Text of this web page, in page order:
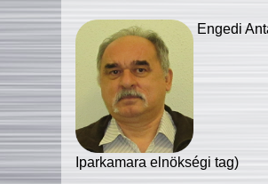
Engedi
Iparkamara elnökségi tag)